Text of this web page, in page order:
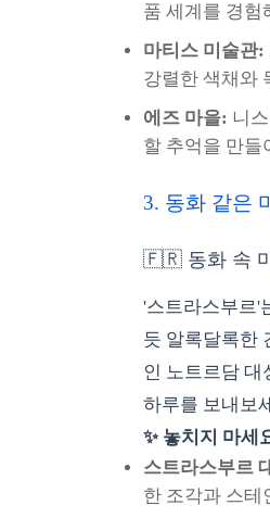
품 세계를 경험
마티스 미술관:
강렬한 색채와
에즈 마을: 니
할 추억을 만들
3. 동화 같은
🇫🇷 동화 속
'스트라스부르'
듯 알록달록한
인 노트르담
하루를 보내보
✨ 놓치지 마세
스트라스부르
한 조각과 스테